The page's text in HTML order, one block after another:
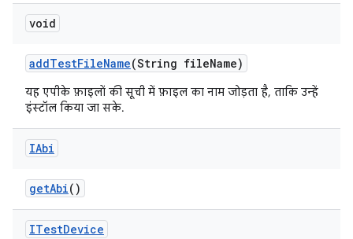
void
addTestFileName(String fileName)
यह एपीके फ़ाइलों की सूची में फ़ाइल का नाम जोड़ता है, ताकि उन्हें
इंस्टॉल किया जा सके.
IAbi
getAbi()
ITestDevice